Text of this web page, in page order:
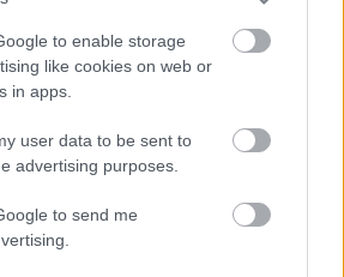
to enable storage
like cookies on web or
in apps.
user data to be sent to
advertising purposes.
to send me
szemben nem ijedtek meg a
vonták visszább a flottájukat.